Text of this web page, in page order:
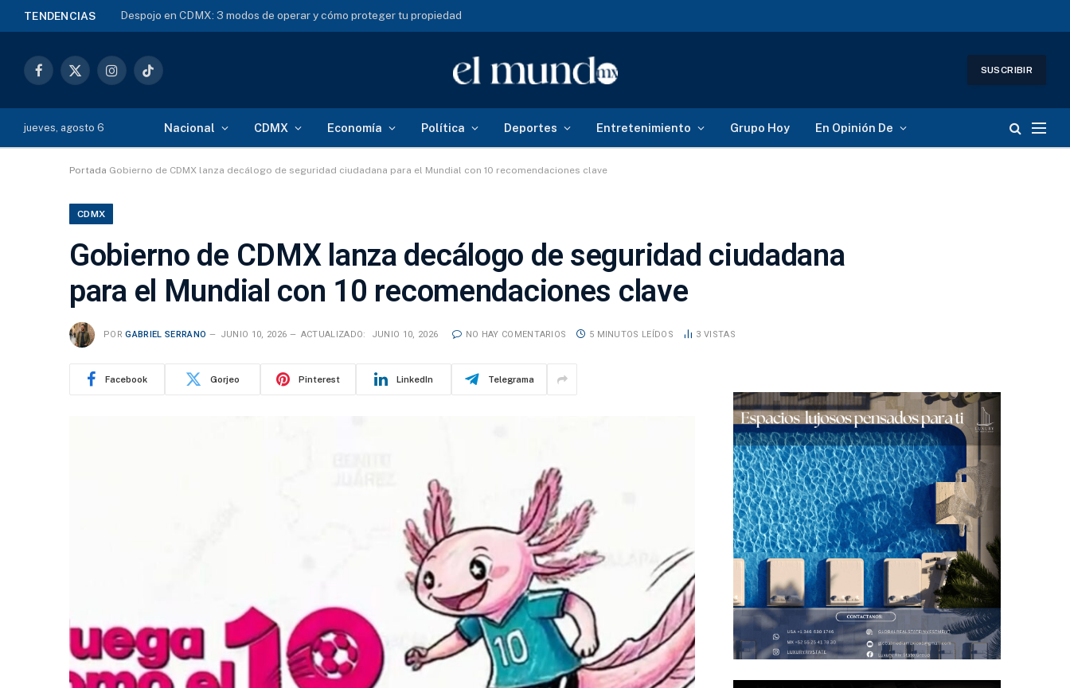
TENDENCIAS Despojo en CDMX: 3 modos de operar y cómo proteger tu propiedad
Facebook
X
InstagramTikTok
SUSCRIBIR
jueves, agosto 6 Nacional CDMX Economía Política Deportes Entretenimiento Grupo Hoy En Opinión De
Portada Gobierno de CDMX lanza decálogo de seguridad ciudadana para el Mundial con 10 recomendaciones clave
CDMX
Gobierno de CDMX lanza decálogo de seguridad ciudadana
para el Mundial con 10 recomendaciones clave
POR GABRIEL SERRANO JUNIO 10, 2026 ACTUALIZADO: JUNIO 10, 2026 NO HAY COMENTARIOS 5 MINUTOS LEÍDOS 3VISTAS
Facebook Gorjeo Pinterest LinkedIn Telegrama